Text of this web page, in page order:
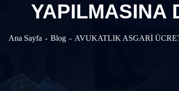
YAPILMASINA
Ana Sayfa Blog AVUKATLIK ASGARİ